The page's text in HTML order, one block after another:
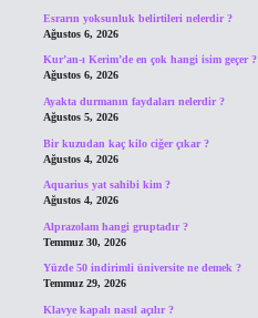
Esrarın yoksunluk belirtileri nelerdir ?
Ağustos 6, 2026
Kur’an-ı Kerim’de en çok hangi isim geçer ?
Ağustos 6, 2026
Ayakta durmanın faydaları nelerdir ?
Ağustos 5, 2026
Bir kuzudan kaç kilo ciğer çıkar ?
Ağustos 4, 2026
Aquarius yat sahibi kim ?
Ağustos 4, 2026
Alprazolam hangi gruptadır ?
Temmuz 30, 2026
Yüzde 50 indirimli üniversite ne demek ?
Temmuz 29, 2026
Klavye kapalı nasıl açılır ?